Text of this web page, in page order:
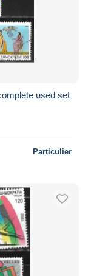
used set
Particulier